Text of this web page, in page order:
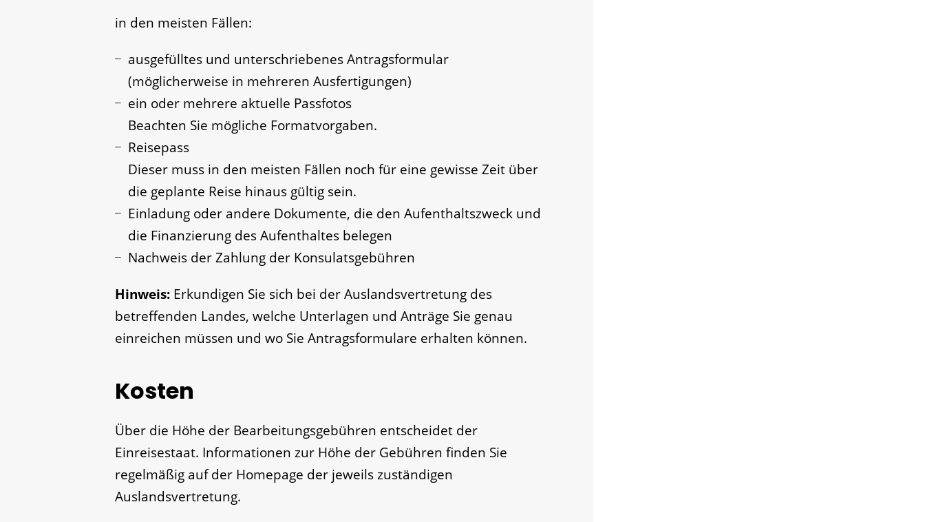
in den meisten Fällen:
ausgefülltes und unterschriebenes Antragsformular
(möglicherweise in mehreren Ausfertigungen)
ein oder mehrere aktuelle Passfotos
Beachten Sie mögliche Formatvorgaben.
Reisepass
Dieser muss in den meisten Fällen noch für eine gewisse Zeit über
die geplante Reise hinaus gültig sein.
Einladung oder andere Dokumente, die den Aufenthaltszweck und
die Finanzierung des Aufenthaltes belegen
Nachweis der Zahlung der Konsulatsgebühren
Hinweis: Erkundigen Sie sich bei der Auslandsvertretung des
betreffenden Landes, welche Unterlagen und Anträge Sie genau
einreichen müssen und wo Sie Antragsformulare erhalten können.
Kosten
Über die Höhe der Bearbeitungsgebühren entscheidet der
Einreisestaat. Informationen zur Höhe der Gebühren finden Sie
regelmäßig auf der Homepage der jeweils zuständigen
Auslandsvertretung.